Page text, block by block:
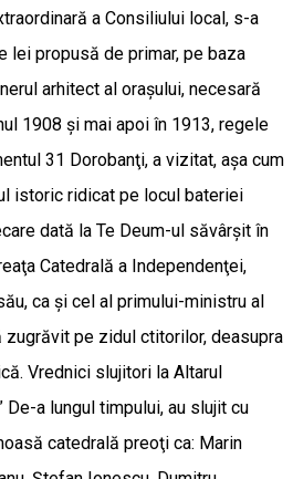
a Consiliului local, s-a
lei propusă de primar, pe baza
arhitect al oraşului, necesară
1908 şi mai apoi în 1913, regele
31 Dorobanţi, a vizitat, aşa cum
istoric ridicat pe locul bateriei
dată la Te Deum-ul săvârşit în
Catedrală a Independenţei,
ca şi cel al primului-ministru al
zugrăvit pe zidul ctitorilor, deasupra
Vrednici slujitori la Altarul
De-a lungul timpului, au slujit cu
catedrală preoţi ca: Marin